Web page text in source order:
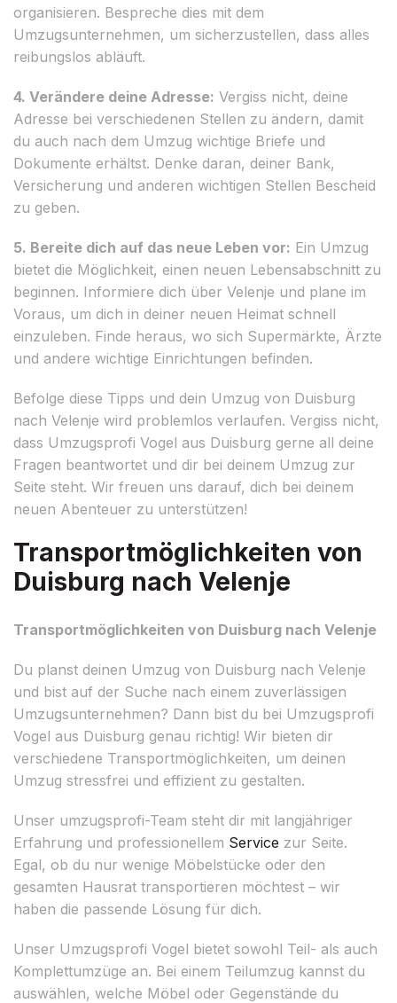
organisieren. Bespreche dies mit dem
Umzugsunternehmen, um sicherzustellen, dass alles
reibungslos abläuft.
4. Verändere deine Adresse: Vergiss nicht, deine
Adresse bei verschiedenen Stellen zu ändern, damit
du auch nach dem Umzug wichtige Briefe und
Dokumente erhältst. Denke daran, deiner Bank,
Versicherung und anderen wichtigen Stellen Bescheid
zu geben.
5. Bereite dich auf das neue Leben vor: Ein Umzug
bietet die Möglichkeit, einen neuen Lebensabschnitt zu
beginnen. Informiere dich über Velenje und plane im
Voraus, um dich in deiner neuen Heimat schnell
einzuleben. Finde heraus, wo sich Supermärkte, Ärzte
und andere wichtige Einrichtungen befinden.
Befolge diese Tipps und dein Umzug von Duisburg
nach Velenje wird problemlos verlaufen. Vergiss nicht,
dass Umzugsprofi Vogel aus Duisburg gerne all deine
Fragen beantwortet und dir bei deinem Umzug zur
Seite steht. Wir freuen uns darauf, dich bei deinem
neuen Abenteuer zu unterstützen!
Transportmöglichkeiten von
Duisburg nach Velenje
Transportmöglichkeiten von Duisburg nach Velenje
Du planst deinen Umzug von Duisburg nach Velenje
und bist auf der Suche nach einem zuverlässigen
Umzugsunternehmen? Dann bist du bei Umzugsprofi
Vogel aus Duisburg genau richtig! Wir bieten dir
verschiedene Transportmöglichkeiten, um deinen
Umzug stressfrei und effizient zu gestalten.
Unser umzugsprofi-Team steht dir mit langjähriger
Erfahrung und professionellem Service zur Seite.
Egal, ob du nur wenige Möbelstücke oder den
gesamten Hausrat transportieren möchtest – wir
haben die passende Lösung für dich.
Unser Umzugsprofi Vogel bietet sowohl Teil- als auch
Komplettumzüge an. Bei einem Teilumzug kannst du
auswählen, welche Möbel oder Gegenstände du